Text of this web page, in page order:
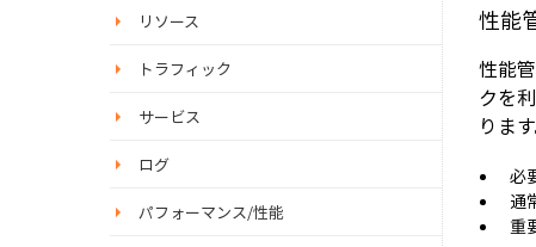
リソース
トラフィック
サービス
ログ
パフォーマンス/性能
性能
性能
クを
りま
必
通
重